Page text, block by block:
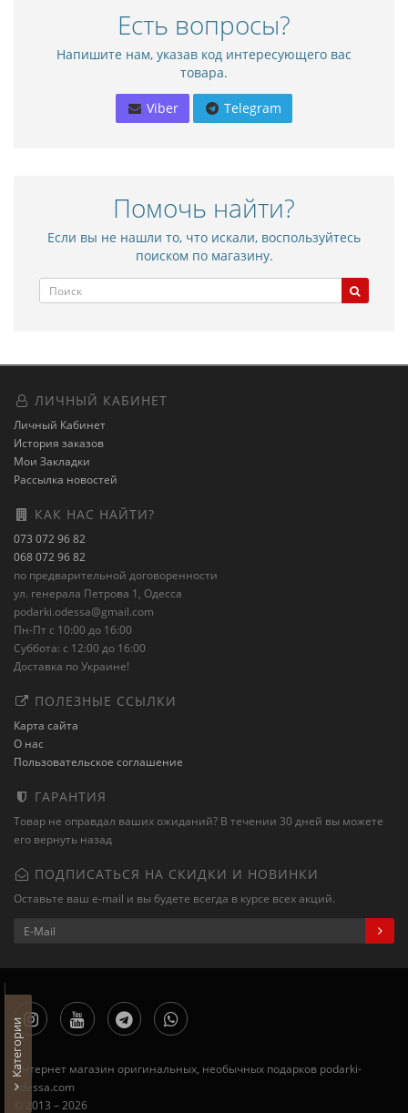
Есть вопросы?
Напишите нам, указав код интересующего вас
товара.
Viber Telegram
Помочь найти?
Если вы не нашли то, что искали, воспользуйтесь
поиском по магазину.
ЛИЧНЫЙ КАБИНЕТ
Личный Кабинет
История заказов
Мои Закладки
Рассылка новостей
КАК НАС НАЙТИ?
073 072 96 82
068 072 96 82
по предварительной договоренности
ул. генерала Петрова 1, Одесса
podarki.odessa@gmail.com
Пн-Пт с 10:00 до 16:00
Суббота: с 12:00 до 16:00
Доставка по Украине!
ПОЛЕЗНЫЕ ССЫЛКИ
Карта сайта
О нас
Пользовательское соглашение
ГАРАНТИЯ
Товар не оправдал ваших ожиданий? В течении 30 дней вы можете
его вернуть назад
ПОДПИСАТЬСЯ НА СКИДКИ И НОВИНКИ
Оставьте ваш e-mail и вы будете всегда в курсе всех акций.
Интернет магазин оригинальных, необычных подарков podarki-
odessa.com
© 2013 – 2026
Категории